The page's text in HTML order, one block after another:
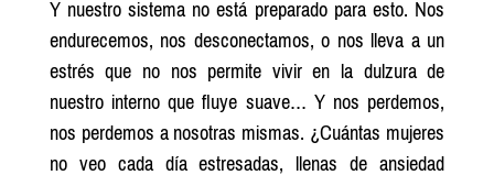
Y nuestro sistema no está preparado para esto. Nos
endurecemos, nos desconectamos, o nos lleva a un
estrés que no nos permite vivir en la dulzura de
nuestro interno que fluye suave… Y nos perdemos,
nos perdemos a nosotras mismas. ¿Cuántas mujeres
no veo cada día estresadas, llenas de ansiedad